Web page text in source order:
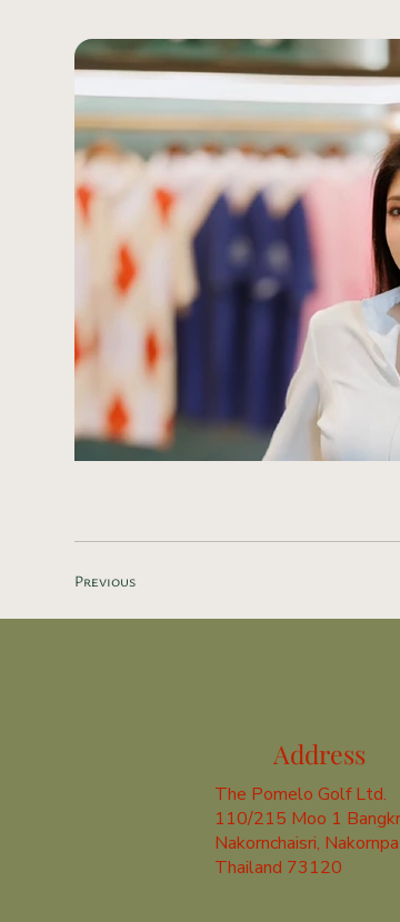
Previous
Image
Address
The Pomelo Golf Ltd.
110/215 Moo 1
Nakornchaisri,
Thailand 73120